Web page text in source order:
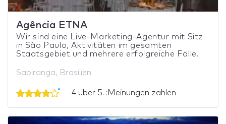
Agência ETNA
Wir sind eine Live-Marketing-Agentur mit Sitz
in São Paulo, Aktivitäten im gesamten
Staatsgebiet und mehrere erfolgreiche Fälle...
Sapiranga, Brasilien
4 über 5. :Meinungen zählen